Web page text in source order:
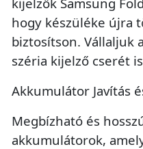
hogy készüléke újra
biztosítson. Vállaljuk
széria kijelző cserét
Akkumulátor Javítás
Megbízható és
akkumulátorok,